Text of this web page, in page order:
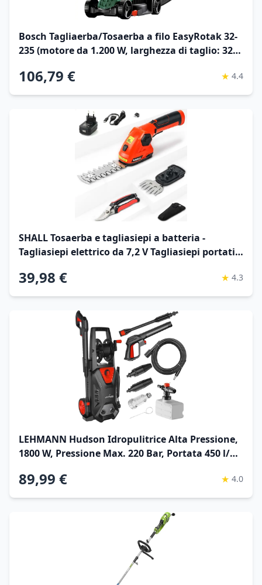
Bosch Tagliaerba/Tosaerba a filo EasyRotak 32-
235 (motore da 1.200 W, larghezza di taglio: 32
piccole dimensioni)
106,79 € ★ 4.4
SHALL Tosaerba e tagliasiepi a batteria -
Tagliasiepi elettrico da 7,2 V Tagliasiepi portatile
39,98 € ★ 4.3
LEHMANN Hudson Idropulitrice Alta Pressione,
1800 W, Pressione Max. 220 Bar, Portata 450 l/h,
m, Ideale per la Casa, Il Giardino e l'Auto
89,99 € ★ 4.0